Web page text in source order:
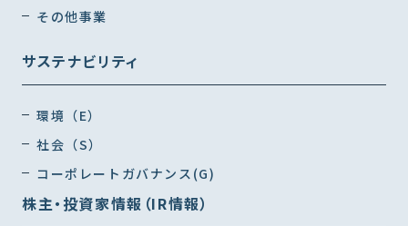
その他事業
サステナビリティ
環境（E）
社会（S）
コーポレートガバナンス(G)
株主・投資家情報（IR情報）